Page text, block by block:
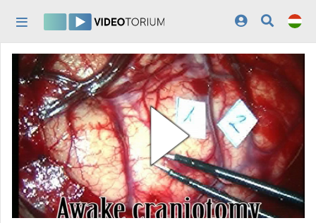
Kezdőlap
Bejelentkezés
Felfedezés
Kategóriák
Lejátszási listák
Intézmények